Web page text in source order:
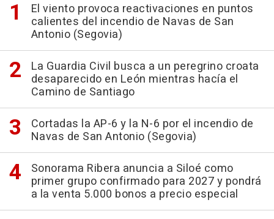
El viento provoca reactivaciones en puntos
calientes del incendio de Navas de San
Antonio (Segovia)
La Guardia Civil busca a un peregrino croata
desaparecido en León mientras hacía el
Camino de Santiago
Cortadas la AP-6 y la N-6 por el incendio de
Navas de San Antonio (Segovia)
Sonorama Ribera anuncia a Siloé como
primer grupo confirmado para 2027 y pondrá
a la venta 5.000 bonos a precio especial